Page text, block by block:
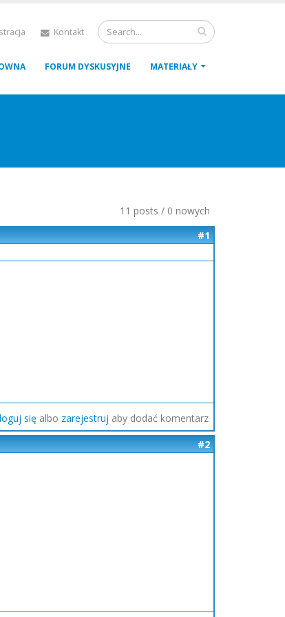
Kontakt
FORUM DYSKUSYJNE MATERIAŁY
11 posts / 0 nowych
#1
się albo zarejestruj aby dodać komentarz
#2